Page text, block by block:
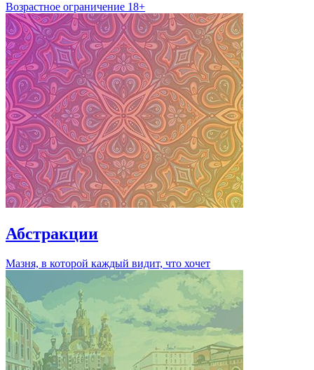
Возрастное ограничение 18+
Абстракции
Мазня, в которой каждый видит, что хочет